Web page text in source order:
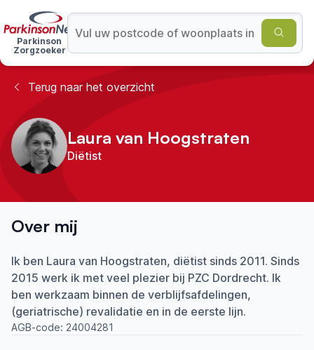
Parkinson
Zorgzoeker
Terug naar het overzicht
Laura van Hoogstraten
Diëtist
Over mij
Ik ben Laura van Hoogstraten, diëtist sinds 2011. Sinds
2015 werk ik met veel plezier bij PZC Dordrecht. Ik
ben werkzaam binnen de verblijfsafdelingen,
(geriatrische) revalidatie en in de eerste lijn.
AGB-code: 24004281